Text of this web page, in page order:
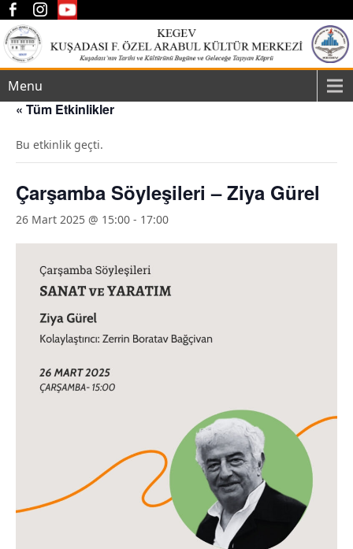
Menu
« Tüm Etkinlikler
Bu etkinlik geçti.
Çarşamba Söyleşileri – Ziya Gürel
26 Mart 2025 @ 15:00 - 17:00